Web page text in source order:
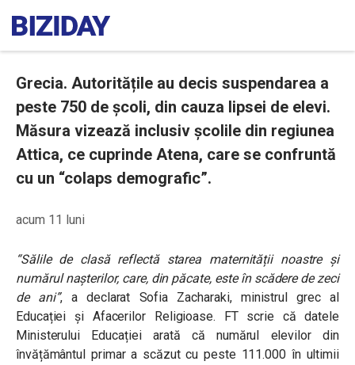
Grecia. Autoritățile au decis suspendarea a
peste 750 de școli, din cauza lipsei de elevi.
Măsura vizează inclusiv școlile din regiunea
Attica, ce cuprinde Atena, care se confruntă
cu un “colaps demografic”.
acum 11 luni
“Sălile de clasă reflectă starea maternității noastre și
numărul nașterilor, care, din păcate, este în scădere de zeci
de ani”, a declarat Sofia Zacharaki, ministrul grec al
Educației și Afacerilor Religioase. FT scrie că datele
Ministerului Educației arată că numărul elevilor din
învățământul primar a scăzut cu peste 111.000 în ultimii